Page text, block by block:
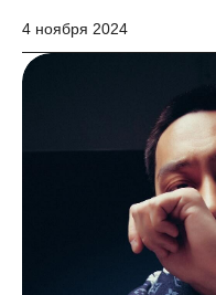
4 ноября 2024